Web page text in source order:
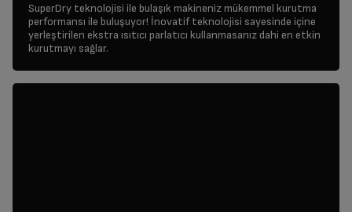
SuperDry teknolojisi ile bulaşık makineniz mükemmel kurutma
performansı ile buluşuyor! İnovatif teknolojisi sayesinde içine
yerleştirilen ekstra ısıtıcı parlatıcı kullanmasanız dahi en etkin
kurutmayı sağlar.